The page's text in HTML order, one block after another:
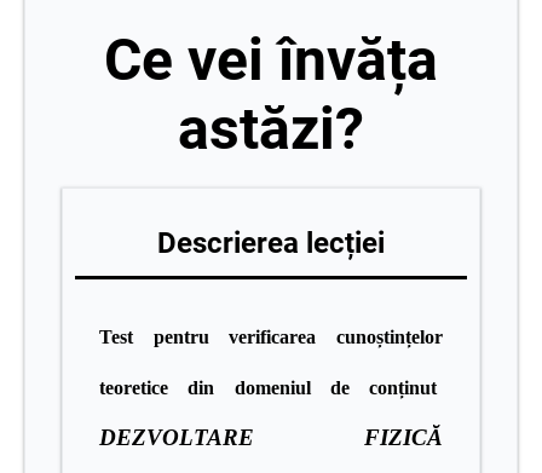
Ce vei învăța
astăzi?
Descrierea lecției
Test pentru verificarea cunoștințelor
teoretice din domeniul de conținut
DEZVOLTARE FIZICĂ